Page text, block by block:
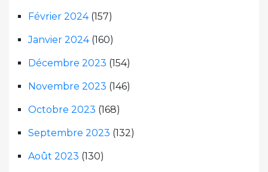
Février 2024(157)
Janvier 2024(160)
Décembre 2023 (154)
Novembre 2023 (146)
Octobre 2023 (168)
Septembre 2023 (132)
Août 2023 (130)